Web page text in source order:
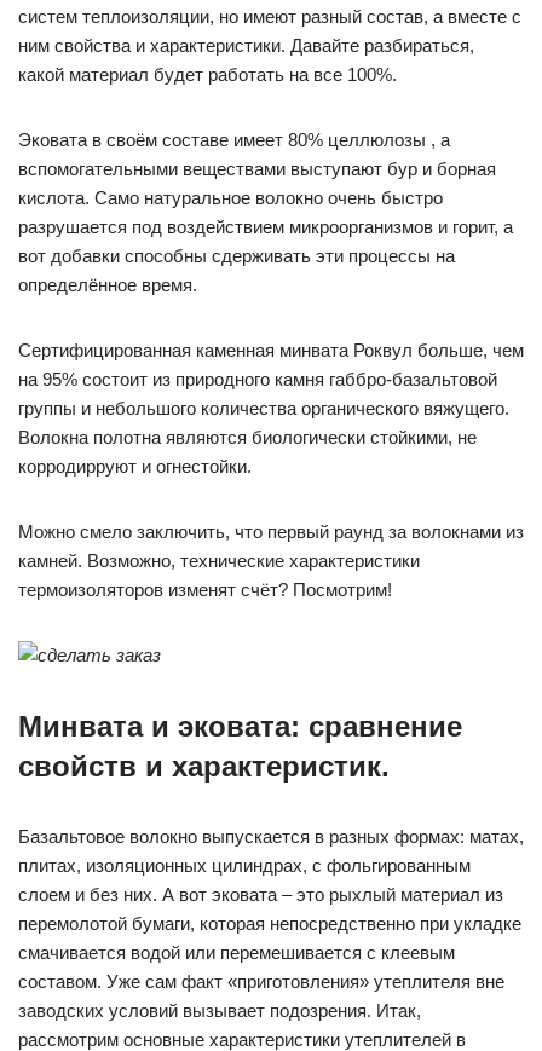
систем теплоизоляции, но имеют разный состав, а вместе с
ним свойства и характеристики. Давайте разбираться,
какой материал будет работать на все 100%.
Эковата в своём составе имеет 80% целлюлозы , а
вспомогательными веществами выступают бур и борная
кислота. Само натуральное волокно очень быстро
разрушается под воздействием микроорганизмов и горит, а
вот добавки способны сдерживать эти процессы на
определённое время.
Сертифицированная каменная минвата Роквул больше, чем
на 95% состоит из природного камня габбро-базальтовой
группы и небольшого количества органического вяжущего.
Волокна полотна являются биологически стойкими, не
корродирруют и огнестойки.
Можно смело заключить, что первый раунд за волокнами из
камней. Возможно, технические характеристики
термоизоляторов изменят счёт? Посмотрим!
Минвата и эковата: сравнение
свойств и характеристик.
Базальтовое волокно выпускается в разных формах: матах,
плитах, изоляционных цилиндрах, с фольгированным
слоем и без них. А вот эковата – это рыхлый материал из
перемолотой бумаги, которая непосредственно при укладке
смачивается водой или перемешивается с клеевым
составом. Уже сам факт «приготовления» утеплителя вне
заводских условий вызывает подозрения. Итак,
рассмотрим основные характеристики утеплителей в